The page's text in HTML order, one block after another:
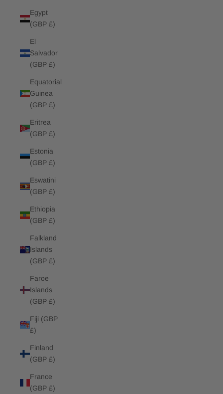
Egypt
(GBP £)
El
Salvador
(GBP £)
Equatorial
Guinea
(GBP £)
Eritrea
(GBP £)
Estonia
(GBP £)
Eswatini
(GBP £)
Ethiopia
(GBP £)
Falkland
Islands
(GBP £)
Faroe
Islands
(GBP £)
Fiji (GBP
£)
Finland
(GBP £)
France
(GBP £)